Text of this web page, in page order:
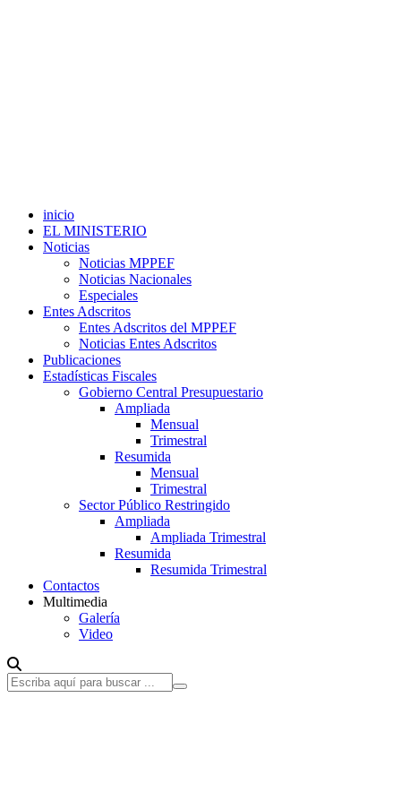
inicio
EL MINISTERIO
Noticias
Noticias MPPEF
Noticias Nacionales
Especiales
Entes Adscritos
Entes Adscritos del MPPEF
Noticias Entes Adscritos
Publicaciones
Estadísticas Fiscales
Gobierno Central Presupuestario
Ampliada
Mensual
Trimestral
Resumida
Mensual
Trimestral
Sector Público Restringido
Ampliada
Ampliada Trimestral
Resumida
Resumida Trimestral
Contactos
Multimedia
Galería
Video